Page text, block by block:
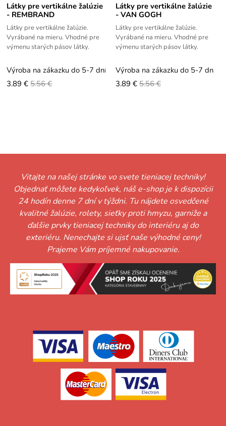
Látky pre vertikálne žalúzie
- REMBRAND
Látky pre vertikálne žalúzie.
Vyrábané na mieru. Vhodné pre
výmenu starých pásov látky.
Výroba na zákazku do 5-7 dní
3.89 € 5.56 €
Látky pre vertikálne žalúzie
- VAN GOGH
Látky pre vertikálne žalúzie.
Vyrábané na mieru. Vhodné pre
výmenu starých pásov látky.
Výroba na zákazku do 5-7 dní
3.89 € 5.56 €
Vitajte na našej stránke vo svete tieniacej techniky!
Objednať môžete kedykoľvek, náš e-shop je k dispozícii
24 hodín denne 7 dní v týždni. Tu nájdete osvedčené
kvalitné žalúzie, rolety, sieťky proti hmyzu, garniže a
ďalšie prvky tieniacej techniky do interiéru aj do
exteriéru. Nenechajte si ujsť naše výhodné ceny!
Prajeme Vám príjemné nakupovanie.